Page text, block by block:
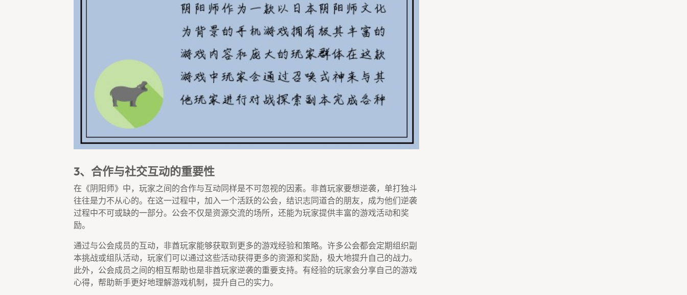
3、合作与社交互动的重要性
在《阴阳师》中，玩家之间的合作与互动同样是不可忽视的因素。非酋玩家要想逆袭，单打独斗
往往是力不从心的。在这一过程中，加入一个活跃的公会，结识志同道合的朋友，成为他们逆袭
过程中不可或缺的一部分。公会不仅是资源交流的场所，还能为玩家提供丰富的游戏活动和奖
励。
通过与公会成员的互动，非酋玩家能够获取到更多的游戏经验和策略。许多公会都会定期组织副
本挑战或组队活动，玩家们可以通过这些活动获得更多的资源和奖励，极大地提升自己的战力。
此外，公会成员之间的相互帮助也是非酋玩家逆袭的重要支持。有经验的玩家会分享自己的游戏
心得，帮助新手更好地理解游戏机制，提升自己的实力。